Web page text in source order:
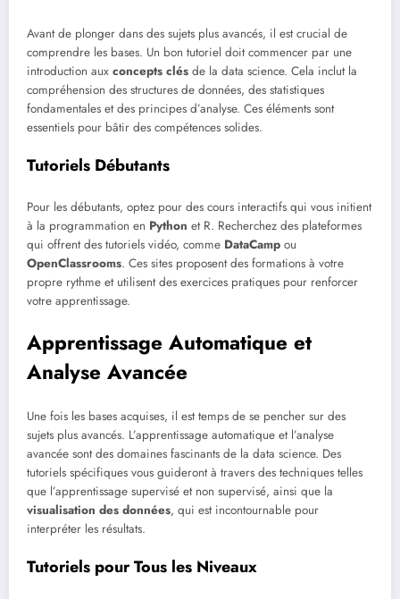
Avant de plonger dans des sujets plus avancés, il est crucial de
comprendre les bases. Un bon tutoriel doit commencer par une
introduction aux concepts clés de la data science. Cela inclut la
compréhension des structures de données, des statistiques
fondamentales et des principes d’analyse. Ces éléments sont
essentiels pour bâtir des compétences solides.
Tutoriels Débutants
Pour les débutants, optez pour des cours interactifs qui vous initient
à la programmation en Python et R. Recherchez des plateformes
qui offrent des tutoriels vidéo, comme DataCamp ou
OpenClassrooms. Ces sites proposent des formations à votre
propre rythme et utilisent des exercices pratiques pour renforcer
votre apprentissage.
Apprentissage Automatique et
Analyse Avancée
Une fois les bases acquises, il est temps de se pencher sur des
sujets plus avancés. L’apprentissage automatique et l’analyse
avancée sont des domaines fascinants de la data science. Des
tutoriels spécifiques vous guideront à travers des techniques telles
que l’apprentissage supervisé et non supervisé, ainsi que la
visualisation des données, qui est incontournable pour
interpréter les résultats.
Tutoriels pour Tous les Niveaux